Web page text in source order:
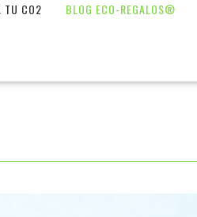
TU CO2 BLOG ECO-REGALOS®